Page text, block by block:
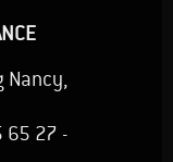
Nancy,
65 27 -